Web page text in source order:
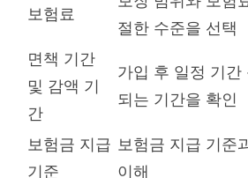
보험료
절한 수준을 선택
면책 기간
및 감액 기
간
가입 후 일정 기
되는 기간을 확인
보험금 지급
기준
보험금 지급 기준
이해